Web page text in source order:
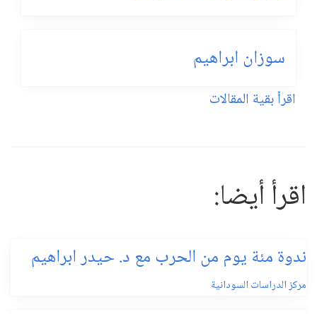
سوزان ابراهيم
اقرأ بقية المقالات
اقرأ أيضا:
ندوة مئة يوم من الحرب مع د. حيدر ابراهيم
مركز الدراسات السودانية